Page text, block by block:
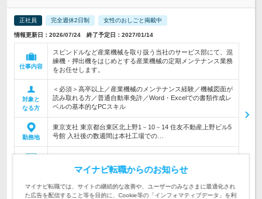
正社員 完全週休2日制 女性のおしごと掲載中
情報更新日：2026/07/24 終了予定日：2027/01/14
仕事内容
スピンドルなど産業機械を取り扱う当社のサービス部にて、混
練機・押出機をはじめとする産業機械の定期メンテナンス業務
をお任せします。
対象と
なる方
＜必須＞高卒以上／産業機械のメンテナンス経験／機械図面が
読み取れる方／普通自動車免許／Word・Excelでの書類作成レ
ベルの基本的なPCスキル
勤務地
東京支社 東京都台東区北上野1－10－14 住友不動産上野ビル5
号館 入社後の数週間は本社工場での…
620万円～750万円
月給（基本給）：31万3,800円～36万6,800円 ※経験、能力を
マイナビ転職からのお知らせ
マイナビ転職では、サイトの継続的な改善や、ユーザーのみなさまに最適化され
た広告を配信すること等を目的に、Cookie等の「インフォマティブデータ」を利